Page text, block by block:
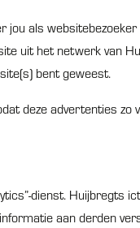
als websitebezoeker
uit het netwerk van
bent geweest.
deze advertenties zo
dienst. Huijbregts
aan derden